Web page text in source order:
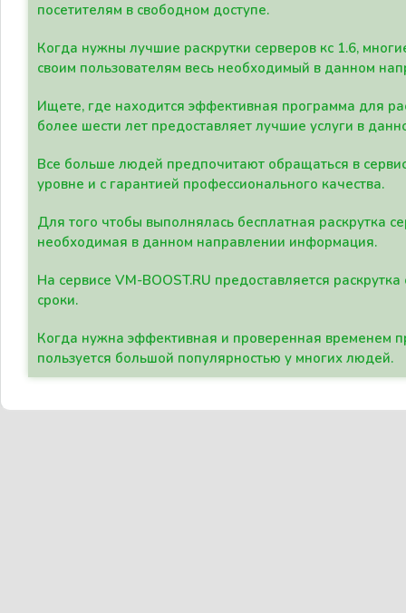
посетителям в свободном доступе.
Когда нужны лучшие раскрутки серверов кс 1.6,
своим пользователям весь необходимый в данном
Ищете, где находится эффективная программа для
более шести лет предоставляет лучшие услуги в
Все больше людей предпочитают обращаться в
уровне и с гарантией профессионального качества.
Для того чтобы выполнялась бесплатная раскрутка
необходимая в данном направлении информация.
На сервисе VM-BOOST.RU предоставляется
сроки.
Когда нужна эффективная и проверенная временем
пользуется большой популярностью у многих людей.